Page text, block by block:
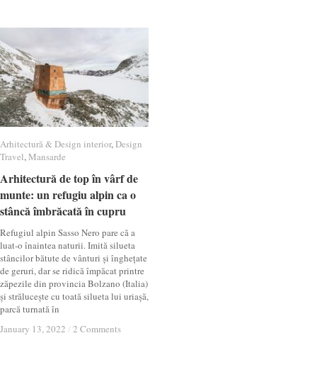
Arhitectură & Design interior,Design
Travel,Mansarde
Arhitectură de top în vârf de
munte: un refugiu alpin ca o
stâncă îmbrăcată în cupru
Refugiul alpin Sasso Nero pare că a
luat-o înaintea naturii. Imită silueta
stâncilor bătute de vânturi și înghețate
de geruri, dar se ridică împăcat printre
zăpezile din provincia Bolzano (Italia)
și strălucește cu toată silueta lui uriașă,
parcă turnată în
January 13, 2022 / 2 Comments
Arhitectură & Design interior Design
Travel Mansarde
Arhitectură de top în vârf de
munte: un refugiu alpin ca o
stâncă îmbrăcată în cupru
January 13, 2022 / 2 Comments